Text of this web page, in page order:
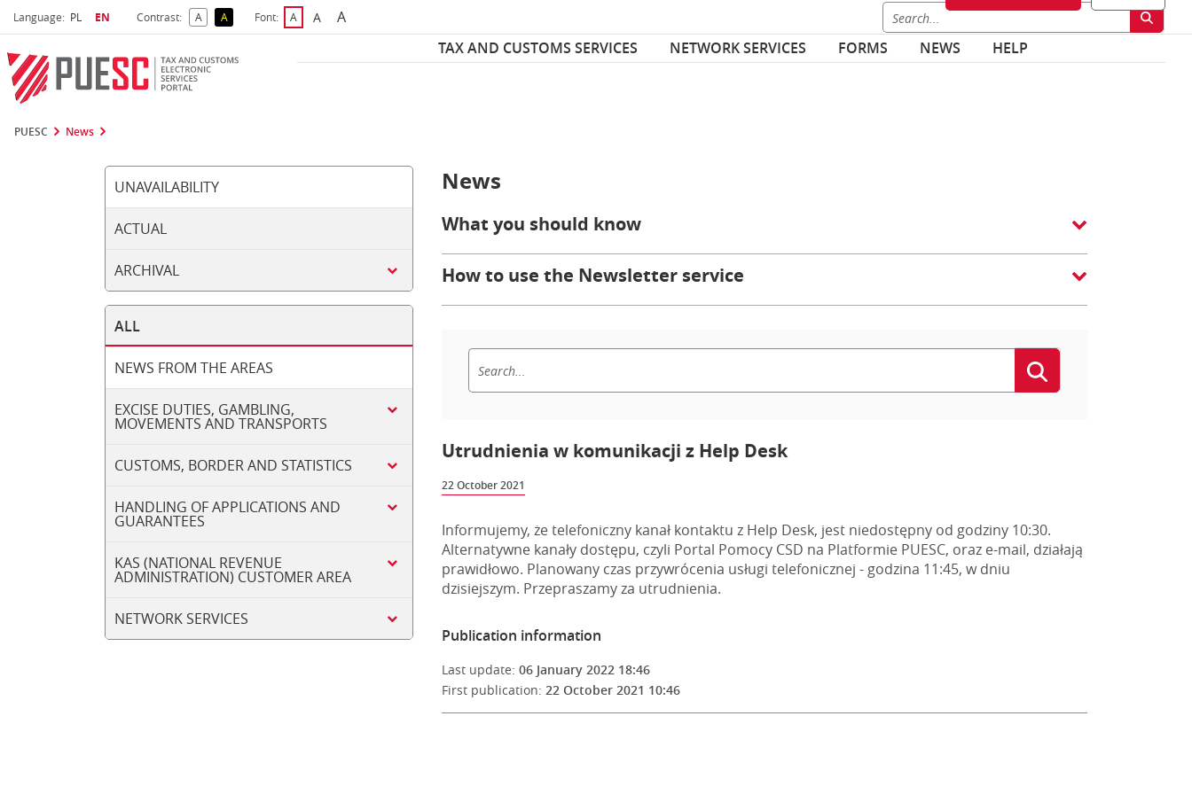
Language: Select language
PL Selected language
EN Contrast: ADefault Contrast
AReversed Contrast
Font: ADefault Font Size
ABigger Font Size
ABiggest Font Size
TAX AND CUSTOMS SERVICES
NETWORK SERVICES FORMS NEWS HELP
PUESC News
UNAVAILABILITY
ACTUAL
ARCHIVAL
ALL
NEWS FROM THE AREAS
EXCISE DUTIES, GAMBLING,
MOVEMENTS AND TRANSPORTS
CUSTOMS, BORDER AND STATISTICS
HANDLING OF APPLICATIONS AND
GUARANTEES
KAS (NATIONAL REVENUE
ADMINISTRATION) CUSTOMER AREA
NETWORK SERVICES
News
What you should know
How to use the Newsletter service
Utrudnienia w komunikacji z Help Desk
22 October 2021
Informujemy, że telefoniczny kanał kontaktu z Help Desk, jest niedostępny od godziny 10:30.
Alternatywne kanały dostępu, czyli Portal Pomocy CSD na Platformie PUESC, oraz e-mail, działają
prawidłowo. Planowany czas przywrócenia usługi telefonicznej - godzina 11:45, w dniu
dzisiejszym. Przepraszamy za utrudnienia.
Publication information
Last update: 06 January 2022 18:46
First publication: 22 October 2021 10:46